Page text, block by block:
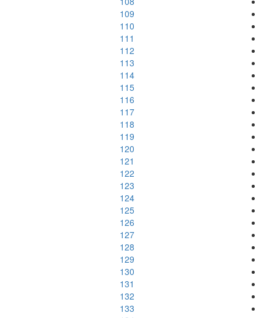
109
110
111
112
113
114
115
116
117
118
119
120
121
122
123
124
125
126
127
128
129
130
131
132
133